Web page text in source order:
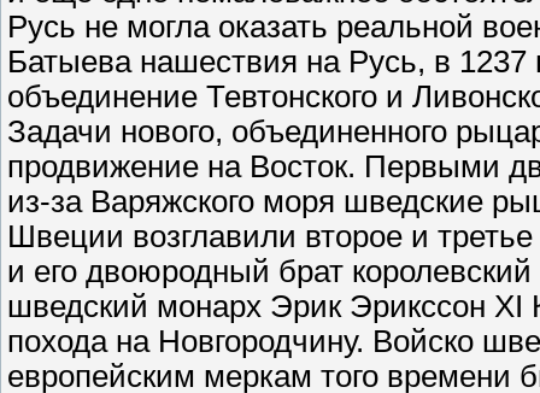
Русь не могла оказать реальной
Батыева нашествия на Русь, в 1237
объединение Тевтонского и
Задачи нового, объединенного
продвижение на Восток. Первыми
из-за Варяжского моря шведские
Швеции возглавили второе и
и его двоюродный брат
шведский монарх Эрик Эрикссон XI
похода на Новгородчину. Войско
европейским меркам того